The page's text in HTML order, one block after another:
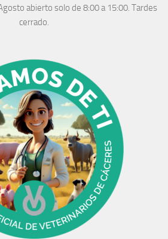
abierto solo de 8:00 a 15:00. Tardes
cerrado.